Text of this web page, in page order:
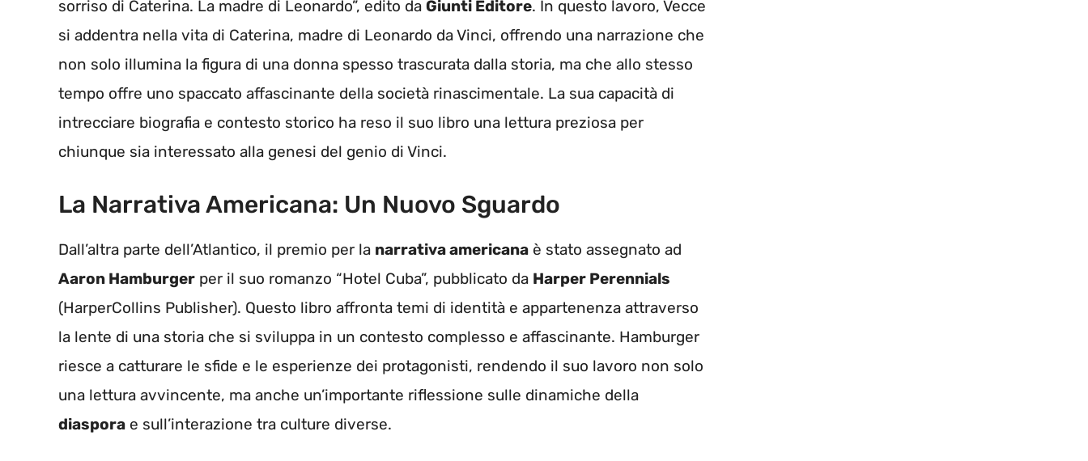
sorriso di Caterina. La madre di Leonardo”, edito da Giunti Editore. In questo lavoro, Vecce
si addentra nella vita di Caterina, madre di Leonardo da Vinci, offrendo una narrazione che
non solo illumina la figura di una donna spesso trascurata dalla storia, ma che allo stesso
tempo offre uno spaccato affascinante della società rinascimentale. La sua capacità di
intrecciare biografia e contesto storico ha reso il suo libro una lettura preziosa per
chiunque sia interessato alla genesi del genio di Vinci.
La Narrativa Americana: Un Nuovo Sguardo
Dall’altra parte dell’Atlantico, il premio per la narrativa americana è stato assegnato ad
Aaron Hamburger per il suo romanzo “Hotel Cuba”, pubblicato da Harper Perennials
(HarperCollins Publisher). Questo libro affronta temi di identità e appartenenza attraverso
la lente di una storia che si sviluppa in un contesto complesso e affascinante. Hamburger
riesce a catturare le sfide e le esperienze dei protagonisti, rendendo il suo lavoro non solo
una lettura avvincente, ma anche un’importante riflessione sulle dinamiche della
diaspora e sull’interazione tra culture diverse.